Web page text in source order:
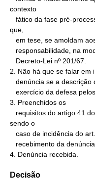
contexto
que,
2. Não há que se falar em
3. Preenchidos os
sendo o
4. Denúncia recebida.
Decisão